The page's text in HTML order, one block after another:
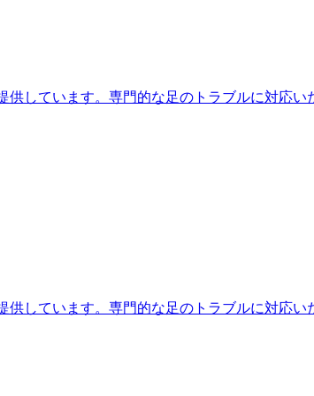
しています。専門的な足のトラブルに対応い
しています。専門的な足のトラブルに対応い